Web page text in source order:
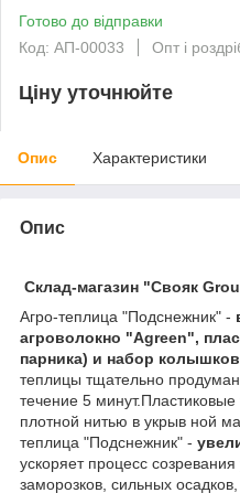
Готово до відправки
Код: АП-00033
Опт і
Ціну уточнюйте
Опис Характеристики
Опис
Склад-магазин "Свояк
Агро-теплица "Подснежник" -
агроволокно "Agreen",
парника) и набор
теплицы тщательно
течение 5
плотной нитью в укрыв ной
теплица "Подснежник" -
ускоряет процесс
заморозков, сильных